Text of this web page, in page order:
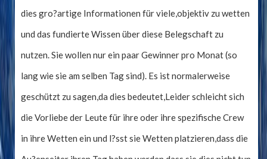
dies gro?artige Informationen für viele,objektiv zu wetten
und das fundierte Wissen über diese Belegschaft zu
nutzen. Sie wollen nur ein paar Gewinner pro Monat (so
lang wie sie am selben Tag sind). Es ist normalerweise
geschützt zu sagen,da dies bedeutet,Leider schleicht sich
die Vorliebe der Leute für ihre oder ihre spezifische Crew
in ihre Wetten ein und l?sst sie Wetten platzieren,dass die